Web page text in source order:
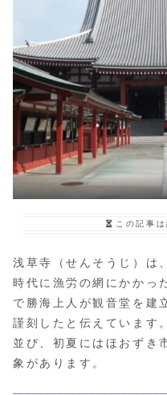
この記事は
浅草寺（せんそうじ）は
時代に漁労の網にかかっ
で勝海上人が観音堂を建
謹刻したと伝えています
並び、初夏にはほおずき
象があります。